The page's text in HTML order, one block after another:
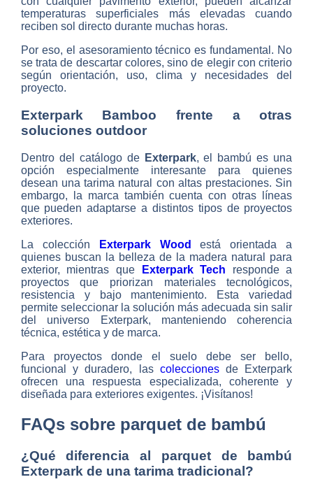
temperaturas superficiales más elevadas cuando
reciben sol directo durante muchas horas.
Por eso, el asesoramiento técnico es fundamental. No
se trata de descartar colores, sino de elegir con criterio
según orientación, uso, clima y necesidades del
proyecto.
Exterpark Bamboo frente a otras
soluciones outdoor
Dentro del catálogo de Exterpark, el bambú es una
opción especialmente interesante para quienes
desean una tarima natural con altas prestaciones. Sin
embargo, la marca también cuenta con otras líneas
que pueden adaptarse a distintos tipos de proyectos
exteriores.
La colección
Exterpark Wood
está orientada a
quienes buscan la belleza de la madera natural para
exterior, mientras que
Exterpark Tech responde a
proyectos que priorizan materiales tecnológicos,
resistencia y bajo mantenimiento. Esta variedad
permite seleccionar la solución más adecuada sin salir
del universo Exterpark, manteniendo coherencia
técnica, estética y de marca.
Para proyectos donde el suelo debe ser bello,
funcional y duradero, las coleccionesde Exterpark
ofrecen una respuesta especializada, coherente y
diseñada para exteriores exigentes. ¡Visítanos!
FAQs sobre parquet de bambú
¿Qué diferencia al parquet de bambú
Exterpark de una tarima tradicional?